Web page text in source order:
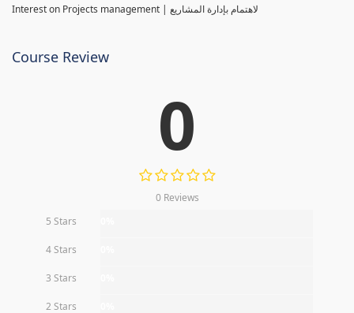
Interest on Projects management | لاهتمام بإدارة المشاريع
Course Review
0
0 Reviews
5 Stars
4 Stars
3 Stars
2 Stars